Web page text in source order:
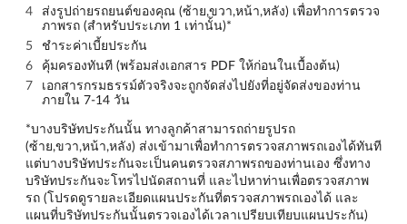
ส่งรูปถ่ายรถยนต์ของคุณ (ซ้าย,ขวา,หน้า,หลัง) เพื่อทำการตรวจ
ภาพรถ (สำหรับประเภท 1 เท่านั้น)*
ชำระค่าเบี้ยประกัน
คุ้มครองทันที (พร้อมส่งเอกสาร PDF ให้ก่อนในเบื้องต้น)
เอกสารกรมธรรม์ตัวจริงจะถูกจัดส่งไปยังที่อยู่จัดส่งของท่าน
ภายใน 7-14 วัน
*บางบริษัทประกันนั้น ทางลูกค้าสามารถถ่ายรูปรถ
(ซ้าย,ขวา,หน้า,หลัง) ส่งเข้ามาเพื่อทำการตรวจสภาพรถเองได้ทันที
แต่บางบริษัทประกันจะเป็นคนตรวจสภาพรถของท่านเอง ซึ่งทาง
บริษัทประกันจะโทรไปนัดสถานที่ และไปหาท่านเพื่อตรวจสภาพ
รถ (โปรดดูรายละเอียดแผนประกันที่ตรวจสภาพรถเองได้ และ
แผนที่บริษัทประกันนั้นตรวจเองได้เวลาเปรียบเทียบแผนประกัน)